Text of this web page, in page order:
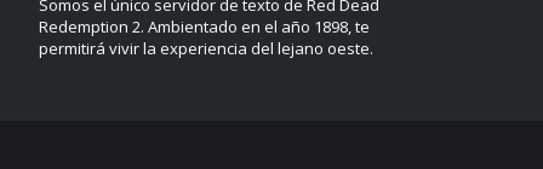
Somos el único servidor de texto de Red Dead
Redemption 2. Ambientado en el año 1898, te
permitirá vivir la experiencia del lejano oeste.